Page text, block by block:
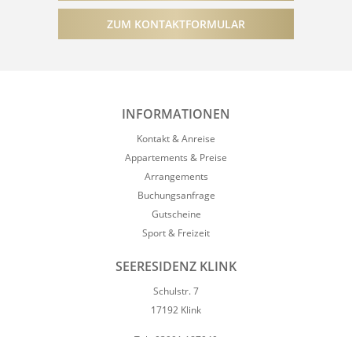
ZUM KONTAKTFORMULAR
INFORMATIONEN
Kontakt & Anreise
Appartements & Preise
Arrangements
Buchungsanfrage
Gutscheine
Sport & Freizeit
SEERESIDENZ KLINK
Schulstr. 7
17192 Klink